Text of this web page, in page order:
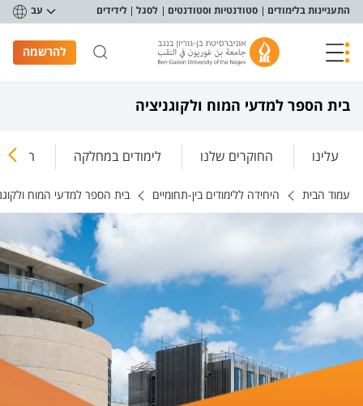
תפריט נגישות
התעניינות בלימודים סטודנטיות וסטודנטים לסגל לידידים עב
להרשמה
בית הספר למדעי המוח ולקוגניציה
עלינו החוקרים שלנו לימודים במחלקה
עמוד הבית היחידה ללימודים בין-תחומיים בית הספר למדעי המוח